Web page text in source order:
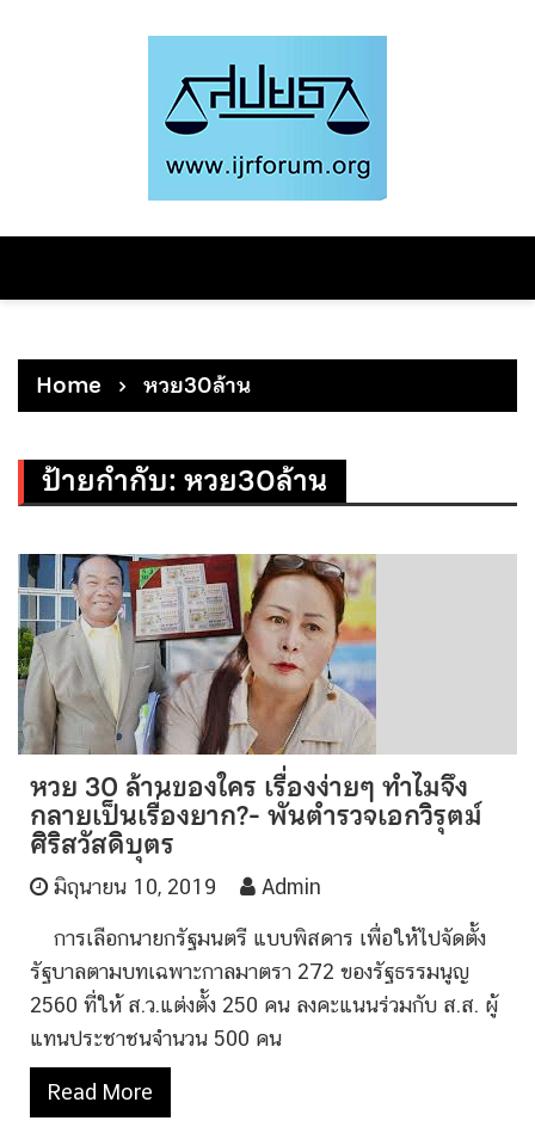
Home หวย30ล้าน
ป้ายกำกับ:หวย30ล้าน
หวย 30 ล้านของใคร เรื่องง่ายๆ ทำไมจึง
กลายเป็นเรื่องยาก?- พันตำรวจเอกวิรุตม์
ศิริสวัสดิบุตร
มิถุนายน 10, 2019 Admin
การเลือกนายกรัฐมนตรี แบบพิสดาร เพื่อให้ไปจัดตั้ง
รัฐบาลตามบทเฉพาะกาลมาตรา 272 ของรัฐธรรมนูญ
2560 ที่ให้ ส.ว.แต่งตั้ง 250 คน ลงคะแนนร่วมกับ ส.ส. ผู้
แทนประชาชนจำนวน 500 คน
Read More